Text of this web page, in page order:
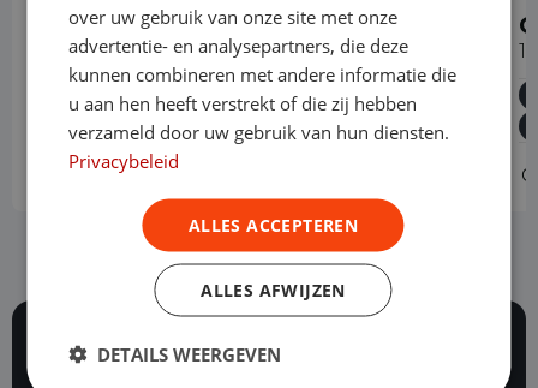
Opel Combo
1.5D L2H1 Edition Automaat
Automaat 70.993 km
2022
Asten
L2H1
Operational lease
over uw gebruik van onze site met onze
advertentie- en analysepartners, die deze
kunnen combineren met andere informatie die
u aan hen heeft verstrekt of die zij hebben
verzameld door uw gebruik van hun diensten.
Privacybeleid
ALLES ACCEPTEREN
ALLES AFWIJZEN
DETAILS WEERGEVEN